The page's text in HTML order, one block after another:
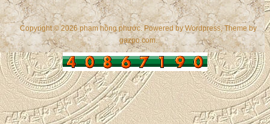
Copyright © 2026 phạm hồng phước. Powered byWordpress, Theme by
gazpo.com.